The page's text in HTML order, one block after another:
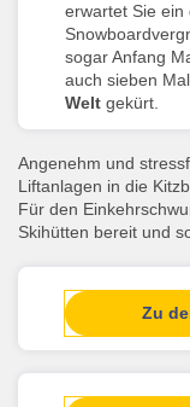
erwartet Sie ein
sogar Anfang
auch sieben
Welt gekürt.
Angenehm und
Liftanlagen in die
Für den
Skihütten bereit und
Zu